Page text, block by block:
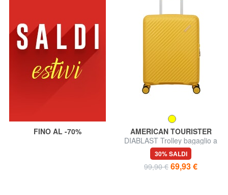
FINO AL -70%
AMERICAN TOURISTER
DIABLAST Trolley bagaglio a
mano, chiusura TSA
30% SALDI
99,90 € 69,93 €